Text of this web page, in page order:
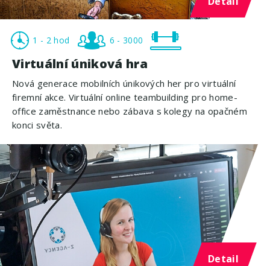
1 - 2 hod 6 - 3000
Virtuální úniková hra
Nová generace mobilních únikových her pro virtuální
firemní akce. Virtuální online teambuilding pro home-
office zaměstnance nebo zábava s kolegy na opačném
konci světa.
Detail